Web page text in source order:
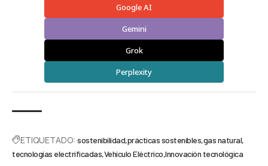
Google AI
Gemini
Grok
Perplexity
ETIQUETADO: sostenibilidad prácticas sostenibles gas natural
tecnologías electrificadas Vehículo Eléctrico Innovación tecnológica